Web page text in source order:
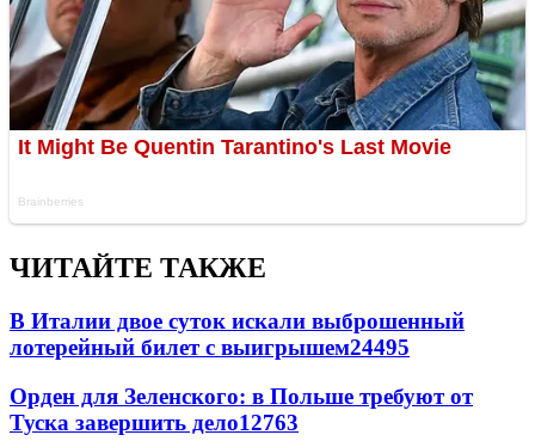
ЧИТАЙТЕ ТАКЖЕ
В Италии двое суток искали выброшенный
лотерейный билет с выигрышем24495
Орден для Зеленского: в Польше требуют от
Туска завершить дело12763